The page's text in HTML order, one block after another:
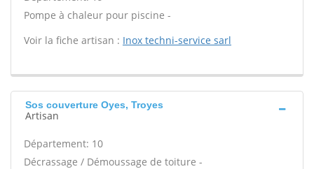
Pompe à chaleur pour piscine -
Voir la fiche artisan : Inox techni-service sarl
Sos couverture Oyes, Troyes
Artisan
Département: 10
Décrassage / Démoussage de toiture -